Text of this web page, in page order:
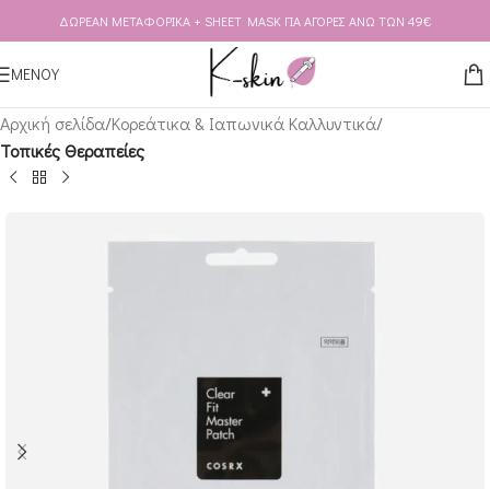
Skip to navigation
Skip to main content
ΔΩΡΕΑΝ ΜΕΤΑΦΟΡΙΚΑ + SHEET MASK ΓΙΑ ΑΓΟΡΕΣ ΑΝΩ ΤΩΝ 49€
ΜΕΝΟΥ
Αρχική σελίδα Κορεάτικα & Ιαπωνικά Καλλυντικά
Τοπικές Θεραπείες